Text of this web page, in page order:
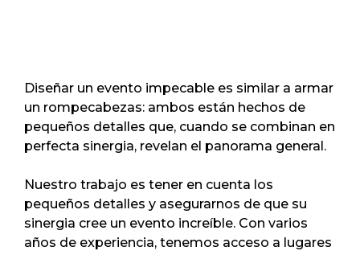
Diseñar un evento impecable es similar a armar
un rompecabezas: ambos están hechos de
pequeños detalles que, cuando se combinan en
perfecta sinergia, revelan el panorama general.
Nuestro trabajo es tener en cuenta los
pequeños detalles y asegurarnos de que su
sinergia cree un evento increíble. Con varios
años de experiencia, tenemos acceso a lugares